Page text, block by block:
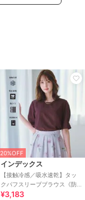
20%OFF
インデックス
【接触冷感／吸水速乾】タッ
クパフスリーブブラウス《防
シワ／洗濯機OK／XS～3L／
¥3,183